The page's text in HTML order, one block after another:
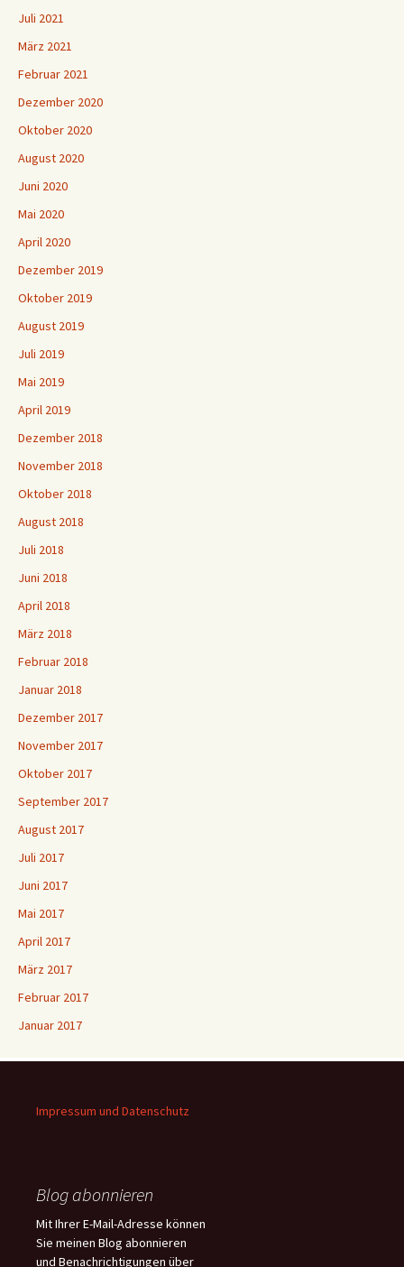
Juli 2021
März 2021
Februar 2021
Dezember 2020
Oktober 2020
August 2020
Juni 2020
Mai 2020
April 2020
Dezember 2019
Oktober 2019
August 2019
Juli 2019
Mai 2019
April 2019
Dezember 2018
November 2018
Oktober 2018
August 2018
Juli 2018
Juni 2018
April 2018
März 2018
Februar 2018
Januar 2018
Dezember 2017
November 2017
Oktober 2017
September 2017
August 2017
Juli 2017
Juni 2017
Mai 2017
April 2017
März 2017
Februar 2017
Januar 2017
Impressum und Datenschutz
Blog abonnieren
Mit Ihrer E-Mail-Adresse können
Sie meinen Blog abonnieren
und Benachrichtigungen über